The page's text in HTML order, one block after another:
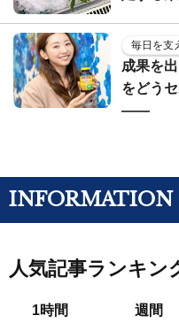
毎日を支
成果を
をどう
——
INFORMATION
人気記事ランキン
1時間 週間